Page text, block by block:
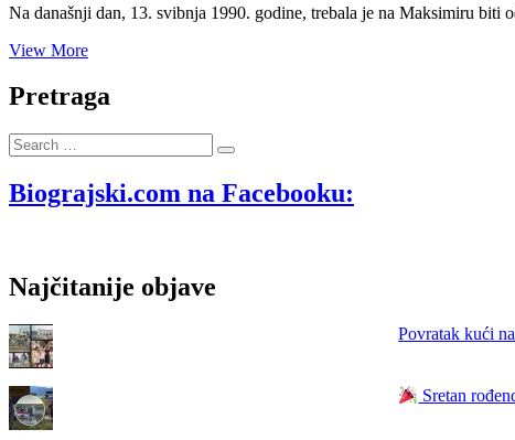
Na današnji dan, 13. svibnja 1990. godine, trebala je na Maksimiru
View MoreNa
dan,
13.
na
Maksimiru
i
Crvene
Pretraga
Search
…
Biograjski.com na Facebooku:
Najčitanije objave
Povratak kući
Sretan